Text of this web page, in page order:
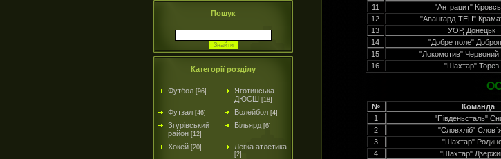
Пошук
Категорії розділу
Футбол [96]
Яготинська
ДЮСШ [18]
Футзал [46] Волейбол [4]
Згурівський
район [12]
Більярд [6]
Хокей [20] Легка атлетика
[2]
11
"Антрацит"
12
"Авангард-ТЕЦ"
13
УОР, Донецьк
14
"Добре поле"
15
"Локомотив"
16
"Шахтар" Торез
№ Команда
1
"Південьсталь"
2
"Словхліб"
3
"Шахтар"
4
"Шахтар"